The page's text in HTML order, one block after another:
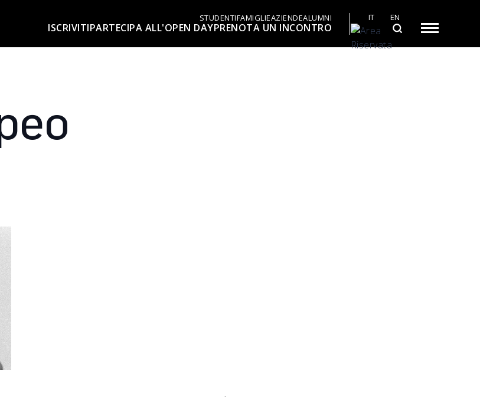
STUDENTIFAMIGLIEAZIENDEALUMNI
ISCRIVITIPARTECIPA ALL'OPEN DAYPRENOTA UN INCONTRO
IT
EN